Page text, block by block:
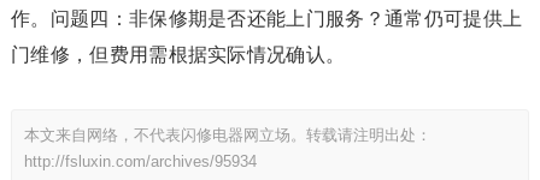
作。问题四：非保修期是否还能上门服务？通常仍可提供上
门维修，但费用需根据实际情况确认。
本文来自网络，不代表闪修电器网立场。转载请注明出处：
http://fsluxin.com/archives/95934